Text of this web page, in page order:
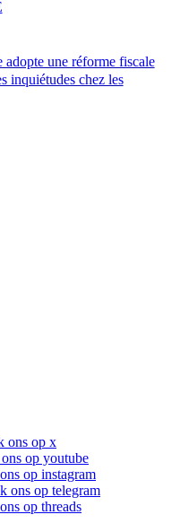
adopte une réforme fiscale
inquiétudes chez les
ons op x
op youtube
op instagram
ons op telegram
op threads